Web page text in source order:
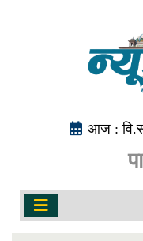
आज :